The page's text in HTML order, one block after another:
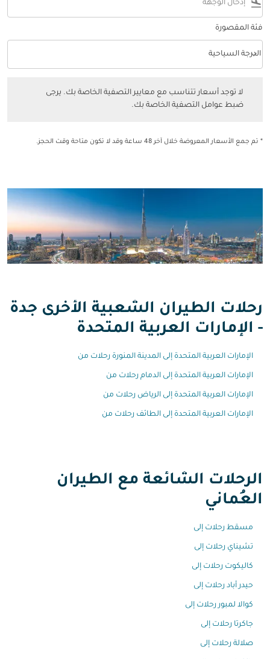
flight_land
فئة المقصورة
فئة المقصورة option الدرجة السياحية Selected
الدرجة السياحية
keyboard_arrow_down
لا توجد أسعار تتناسب مع معايير التصفية الخاصة بك. يرجى
ضبط عوامل التصفية الخاصة بك.
* تم جمع الأسعار المعروضة خلال آخر 48 ساعة وقد لا تكون متاحة وقت الحجز.
رحلات الطيران الشعبية الأخرى جدة
- الإمارات العربية المتحدة
الإمارات العربية المتحدة إلى المدينة المنورة رحلات من
الإمارات العربية المتحدة إلى الدمام رحلات من
الإمارات العربية المتحدة إلى الرياض رحلات من
الإمارات العربية المتحدة إلى الطائف رحلات من
الرحلات الشائعة مع الطيران
العُماني
مسقط رحلات إلى
تشيناي رحلات إلى
كاليكوت رحلات إلى
حيدر أباد رحلات إلى
كوالا لمبور رحلات إلى
جاكرتا رحلات إلى
صلالة رحلات إلى